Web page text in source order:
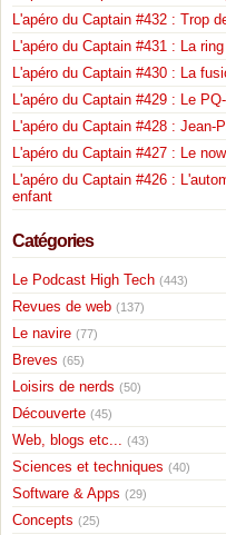
L'apéro du Captain #432 : Trop
L'apéro du Captain #431 : La
L'apéro du Captain #430 : La
L'apéro du Captain #429 : Le
L'apéro du Captain #428 :
L'apéro du Captain #427 : Le
L'apéro du Captain #426 :
enfant
Catégories
Le Podcast High Tech (443)
Revues de web (137)
Le navire (77)
Breves (65)
Loisirs de nerds (50)
Découverte (45)
Web, blogs etc... (43)
Sciences et techniques (40)
Software & Apps (29)
Concepts (25)